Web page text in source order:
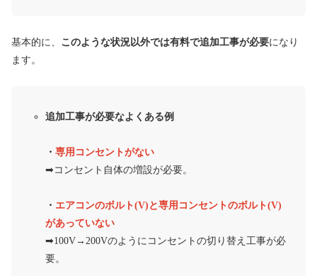
基本的に、 このような状況以外では有料で追加工事が必要になり
ます。
追加工事が必要なよくある例
・ 専用コンセントがない
➡︎コンセント自体の増設が必要。
・ エアコンのボルト(V)と専用コンセントのボルト(V)
があっていない
➡︎100V→200Vのようにコンセントの切り替え工事が必
要。